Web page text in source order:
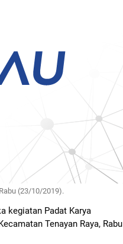
(23/10/2019).
kegiatan Padat Karya
Tenayan Raya, Rabu